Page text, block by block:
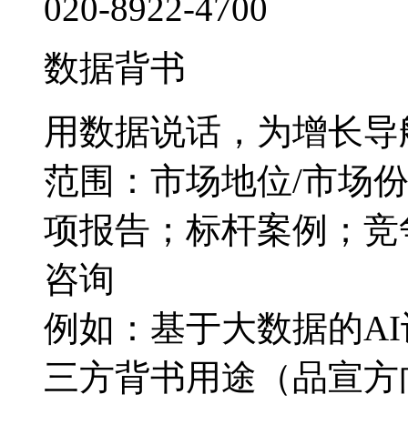
020-8922-4700
数据背书
用数据说话，为增长导
范围：市场地位/市场
项报告；标杆案例；
咨询
例如：基于大数据的
三方背书用途（品宣